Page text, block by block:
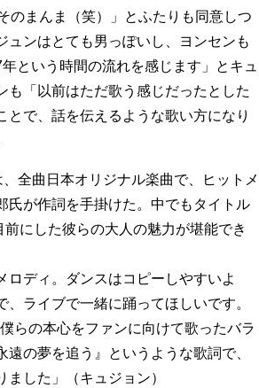
のまんま（笑）」とふたりも同意しつ
ュンはとても男っぽいし、ヨンセンも
という時間の流れを感じます」とキュ
も「以前はただ歌う感じだったとした
とで、話を伝えるような歌い方になり
全曲日本オリジナル楽曲で、ヒットメ
氏が作詞を手掛けた。中でもタイトル
にした彼らの大人の魅力が堪能でき
ロディ。ダンスはコピーしやすいよ
ライブで一緒に踊ってほしいです。
らの本心をファンに向けて歌ったバラ
の夢を追う』というような歌詞で、
した」（キュジョン）